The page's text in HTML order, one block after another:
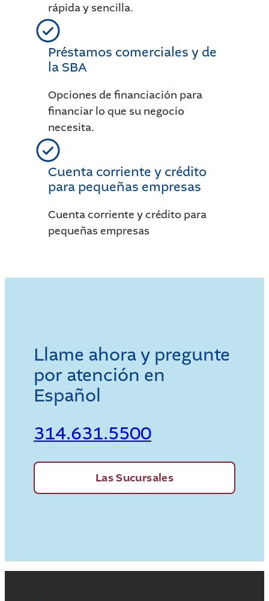
rápida y sencilla.
Préstamos comerciales y de
la SBA
Opciones de financiación para
financiar lo que su negocio
necesita.
Cuenta corriente y crédito
para pequeñas empresas
Cuenta corriente y crédito para
pequeñas empresas
Llame ahora y pregunte
por atención en
Español
314.631.5500
Las Sucursales